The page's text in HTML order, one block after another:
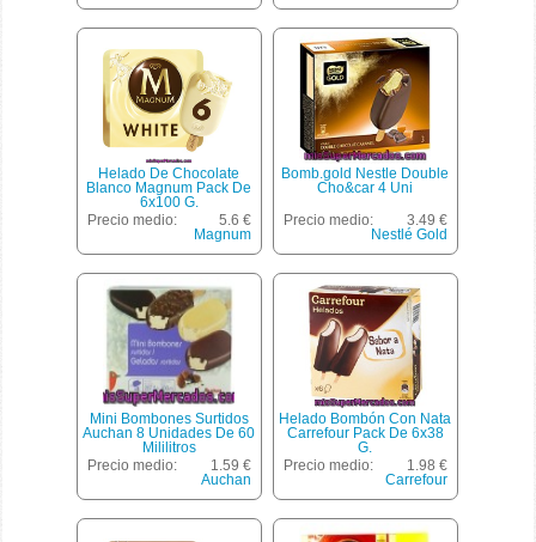
Helado De Chocolate
Blanco Magnum Pack De
6x100 G.
Precio medio:
5.6 €
Magnum
Bomb.gold Nestle Double
Cho&car 4 Uni
Precio medio:
3.49 €
Nestlé Gold
Mini Bombones Surtidos
Auchan 8 Unidades De 60
Mililitros
Precio medio:
1.59 €
Auchan
Helado Bombón Con Nata
Carrefour Pack De 6x38
G.
Precio medio:
1.98 €
Carrefour